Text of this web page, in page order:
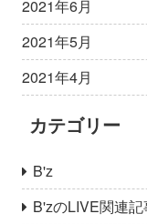
2021年6月
2021年5月
2021年4月
カテゴリー
B'z
B'zのLIVE関連